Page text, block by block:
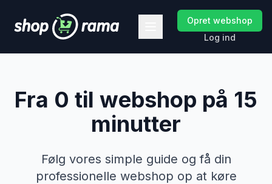
Opret webshop
Log ind
Fra 0 til webshop på 15
minutter
Følg vores simple guide og få din
professionelle webshop op at køre